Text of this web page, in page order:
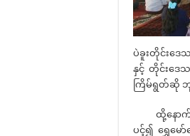
ပဲခူးတိုင်းဒေသ
နှင့် တိုင်းဒေ
ကြိမ်ရွတ်ဆို ဘု
ထို့နောက် (ပ
ပင့်၍ ‌ရွှေမော်